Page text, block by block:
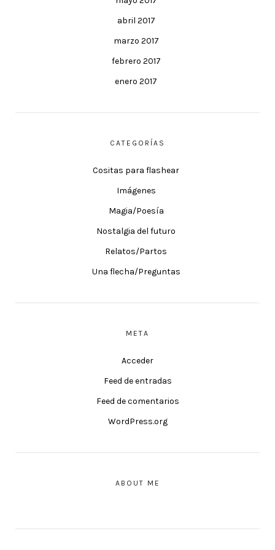
abril 2017
marzo 2017
febrero 2017
enero 2017
CATEGORÍAS
Cositas para flashear
Imágenes
Magia/Poesía
Nostalgia del futuro
Relatos/Partos
Una flecha/Preguntas
META
Acceder
Feed de entradas
Feed de comentarios
WordPress.org
ABOUT ME